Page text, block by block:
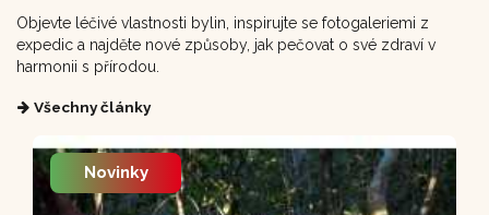
Objevte léčivé vlastnosti bylin, inspirujte se fotogaleriemi z
expedic a najděte nové způsoby, jak pečovat o své zdraví v
harmonii s přírodou.
Všechny články
Novinky